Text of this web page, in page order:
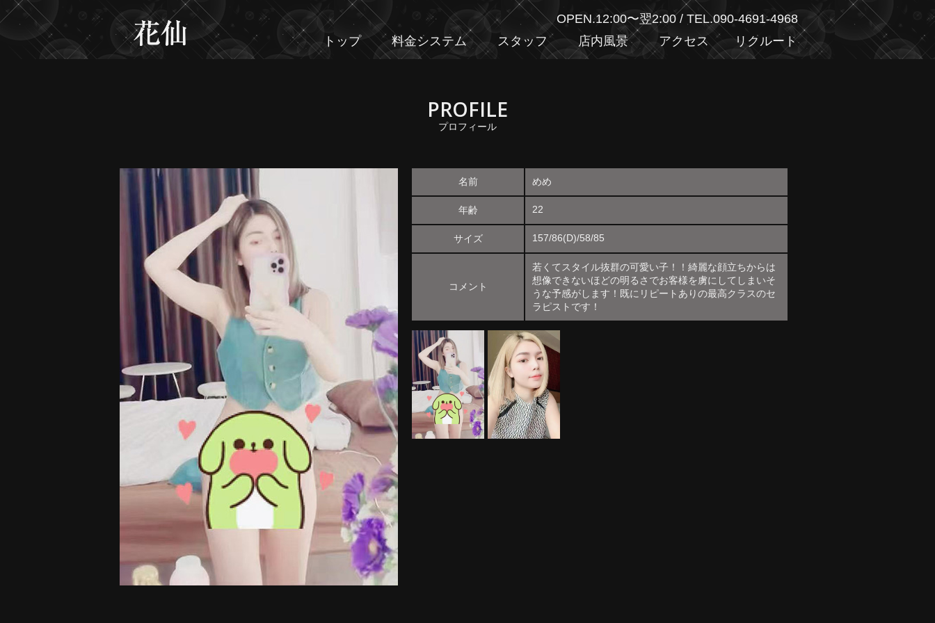
OPEN.12:00〜翌2:00 / TEL.090-4691-4968
トップ
料金システム スタッフ 店内風景 アクセス リクルート
PROFILE
プロフィール
名前 めめ
年齢 22
サイズ 157/86(D)/58/85
コメント
若くてスタイル抜群の可愛い子！！綺麗な顔立ちからは
想像できないほどの明るさでお客様を虜にしてしまいそ
うな予感がします！既にリピートありの最高クラスのセ
ラピストです！